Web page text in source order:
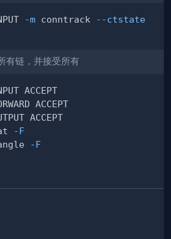
-m conntrack
--ctstate
有链，并接受所有
-F
-F